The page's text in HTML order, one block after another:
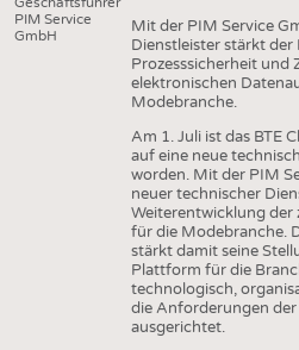
PIM Service
GmbH
Mit der PIM Service
Dienstleister stärkt der
Prozesssicherheit und
elektronischen
Modebranche.
Am 1. Juli ist das BTE
auf eine neue
worden. Mit der PIM
neuer technischer
Weiterentwicklung
für die Modebranche.
stärkt damit seine
Plattform für die
technologisch,
die Anforderungen
ausgerichtet.